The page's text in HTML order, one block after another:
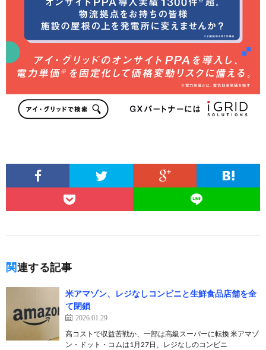
関連する記事
米アマゾン、レジなしコンビニと生鮮食品店舗を全
て閉鎖
2026.01.29
高コストで収益苦戦か、一部は高級スーパーに転換 米アマゾ
ン・ドット・コムは1月27日、レジなしのコンビニ